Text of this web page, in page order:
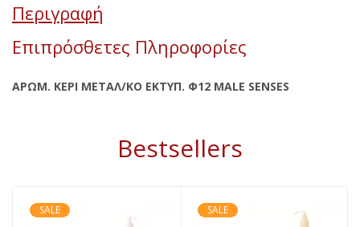
Περιγραφή
Επιπρόσθετες Πληροφορίες
ΑΡΩΜ. ΚΕΡΙ ΜΕΤΑΛ/ΚΟ ΕΚΤΥΠ. Φ12 MALE SENSES
Bestsellers
SALE SALE